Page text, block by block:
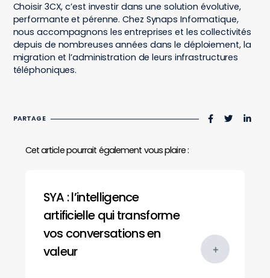
Choisir 3CX, c’est investir dans une solution évolutive,
performante et pérenne. Chez Synaps Informatique,
nous accompagnons les entreprises et les collectivités
depuis de nombreuses années dans le déploiement, la
migration et l’administration de leurs infrastructures
téléphoniques.
PARTAGE
Cet article pourrait également vous plaire :
SYA : l’intelligence
artificielle qui transforme
vos conversations en
valeur